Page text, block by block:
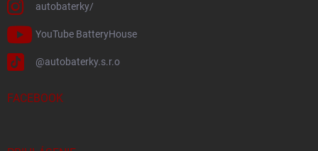
autobaterky/
YouTube BatteryHouse
@autobaterky.s.r.o
FACEBOOK